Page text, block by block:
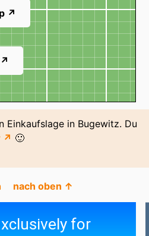
↗
Einkaufslage in Bugewitz. Du
↗ 🙂
nach oben ↑